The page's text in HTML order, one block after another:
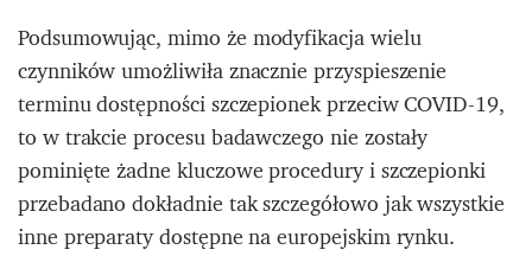
Podsumowując, mimo że modyfikacja wielu
czynników umożliwiła znacznie przyspieszenie
terminu dostępności szczepionek przeciw COVID-19,
to w trakcie procesu badawczego nie zostały
pominięte żadne kluczowe procedury i szczepionki
przebadano dokładnie tak szczegółowo jak wszystkie
inne preparaty dostępne na europejskim rynku.